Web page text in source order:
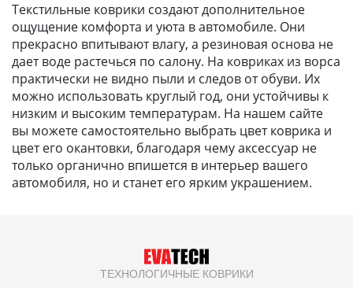
Текстильные коврики создают дополнительное
ощущение комфорта и уюта в автомобиле. Они
прекрасно впитывают влагу, а резиновая основа не
дает воде растечься по салону. На ковриках из ворса
практически не видно пыли и следов от обуви. Их
можно использовать круглый год, они устойчивы к
низким и высоким температурам. На нашем сайте
вы можете самостоятельно выбрать цвет коврика и
цвет его окантовки, благодаря чему аксессуар не
только органично впишется в интерьер вашего
автомобиля, но и станет его ярким украшением.
ТЕХНОЛОГИЧНЫЕ КОВРИКИ